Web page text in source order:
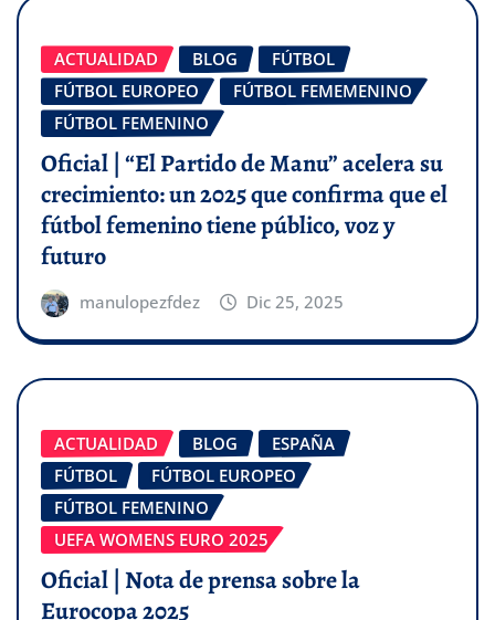
ACTUALIDAD BLOG
FÚTBOL
FÚTBOL EUROPEO
FÚTBOL FEMEMENINO
FÚTBOL FEMENINO
Oficial | “El Partido de Manu” acelera su
crecimiento: un 2025 que confirma que el
fútbol femenino tiene público, voz y
futuro
manulopezfdez Dic 25, 2025
ACTUALIDAD BLOG
ESPAÑA
FÚTBOL
FÚTBOL EUROPEO
FÚTBOL FEMENINO
UEFA WOMENS EURO 2025
Oficial | Nota de prensa sobre la
Eurocopa 2025